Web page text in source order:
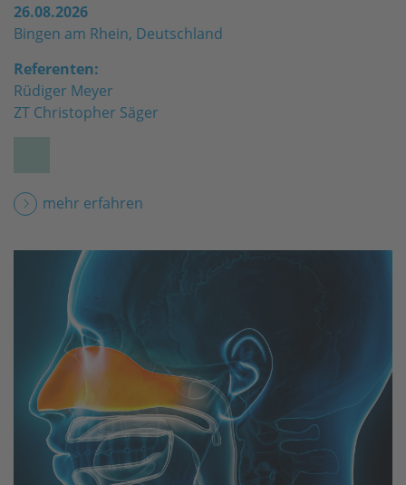
26.08.2026
Bingen am Rhein, Deutschland
Referenten:
Rüdiger Meyer
ZT Christopher Säger
mehr erfahren